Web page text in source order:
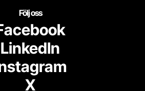
Följ oss
LinkedIn
X